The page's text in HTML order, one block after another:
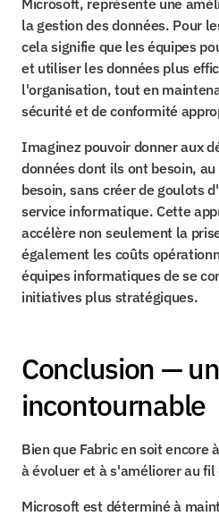
Microsoft, représente une
la gestion des données. Pour
cela signifie que les équipes
et utiliser les données plus
l'organisation, tout en
sécurité et de conformité
Imaginez pouvoir donner aux
données dont ils ont besoin,
besoin, sans créer de goulots
service informatique. Cette
accélère non seulement la
également les coûts
équipes informatiques de se
initiatives plus stratégiques.
Conclusion —
incontournable
Bien que Fabric en soit encore
à évoluer et à s'améliorer au fil
Microsoft est déterminé à